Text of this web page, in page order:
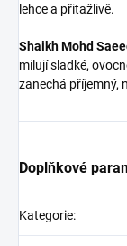
lehce a přitažlivě.
Shaikh Mohd
milují sladké,
zanechá příjemný,
Doplňkové
Kategorie: